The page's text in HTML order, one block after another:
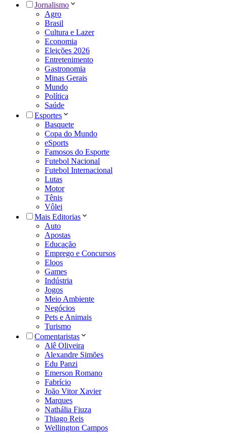
Jornalismo
Agro
Brasil
Cultura e Lazer
Economia
Eleições 2026
Entretenimento
Gastronomia
Minas Gerais
Mundo
Política
Saúde
Esportes
Basquete
Copa do Mundo
eSports
Famosos do Esporte
Futebol Nacional
Futebol Internacional
Lutas
Motor
Tênis
Vôlei
Mais Editorias
Auto
Apostas
Educação
Emprego e Concursos
Eloos
Games
Indústria
Jogos
Meio Ambiente
Negócios
Pets e Animais
Turismo
Comentaristas
Alê Oliveira
Alexandre Simões
Edu Panzi
Emerson Romano
Fabrício
João Vitor Xavier
Marques
Nathália Fiuza
Thiago Reis
Wellington Campos